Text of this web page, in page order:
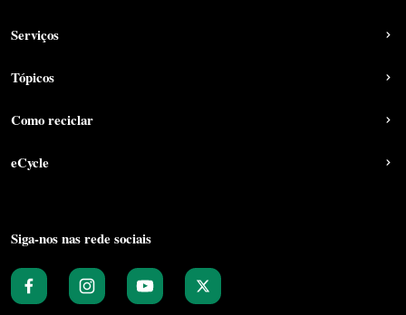
Serviços
Tópicos
Como reciclar
eCycle
Siga-nos nas rede sociais